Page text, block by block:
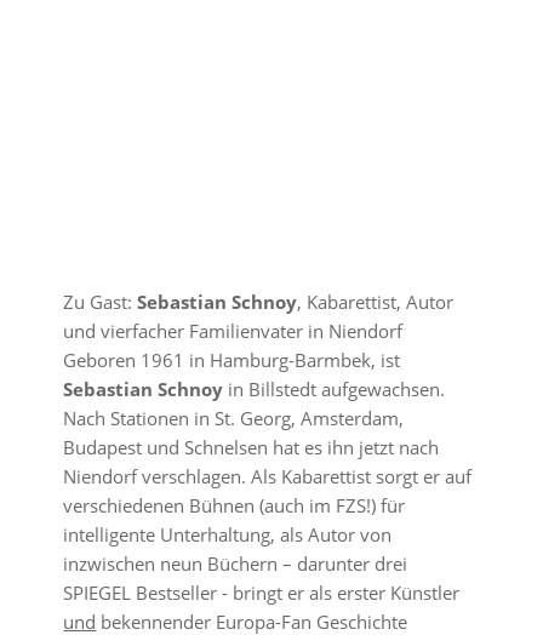
Zu Gast:Sebastian Schnoy, Kabarettist, Autor
und vierfacher Familienvater in Niendorf
Geboren 1961 in Hamburg-Barmbek, ist
Sebastian Schnoy in Billstedt aufgewachsen.
Nach Stationen in St. Georg, Amsterdam,
Budapest und Schnelsen hat es ihn jetzt nach
Niendorf verschlagen. Als Kabarettist sorgt er auf
verschiedenen Bühnen (auch im FZS!) für
intelligente Unterhaltung, als Autor von
inzwischen neun Büchern – darunter drei
SPIEGEL Bestseller - bringt er als erster Künstler
und bekennender Europa-Fan Geschichte